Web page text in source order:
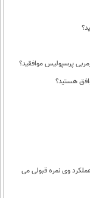
پرسپولیس موافقید؟
هستید؟
وی نمره قبولی می